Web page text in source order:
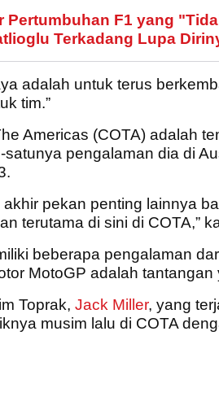
Pertumbuhan F1 yang
Terkadang Lupa
adalah untuk terus
tim.”
Americas (COTA) adalah
satunya pengalaman dia di
akhir pekan penting lainnya
terutama di sini di COTA,”
beberapa pengalaman
MotoGP adalah tantangan
Toprak, Jack Miller, yang
musim lalu di COTA